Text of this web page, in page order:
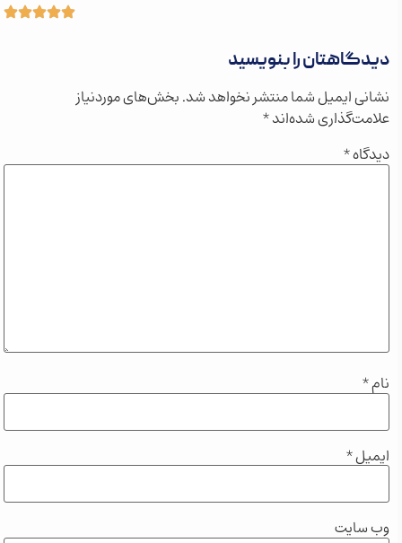
دیدگاهتان را بنویسید
نشانی ایمیل شما منتشر نخواهد شد.بخش‌های موردنیاز
علامت‌گذاری شده‌اند*
دیدگاه*
نام*
ایمیل*
وب‌ سایت